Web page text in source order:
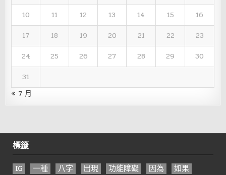
10
11 12 13 14 15
16
17
18 19 20 21 22
23
24
25 26 27 28 29
30
31
« 7 月
標籤
IG 一種 八字 出現 功能障礙 因為
如果